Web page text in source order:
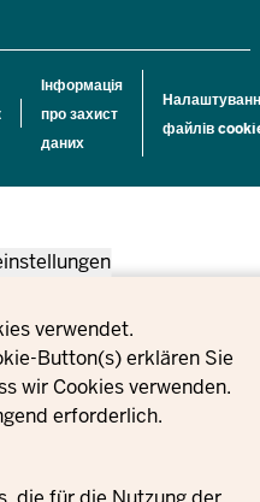
verwendet.
Button(s) erklären Sie
wir Cookies verwenden.
erforderlich.
Інформація
про захист
даних
файлів